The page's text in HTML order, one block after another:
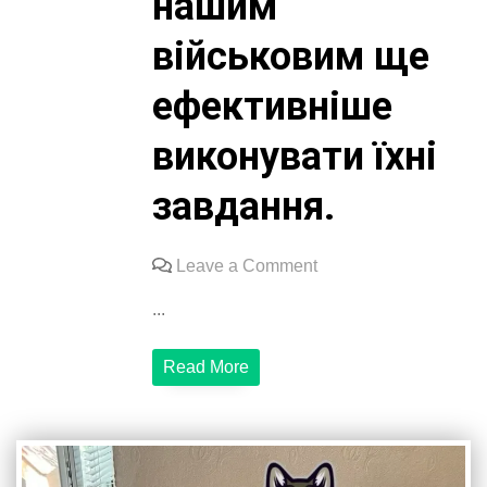
військовим ще
ефективніше
виконувати їхні
завдання.
Leave a Commenton
ФОНД
“ФУНДАЦІЯ
...
Read More